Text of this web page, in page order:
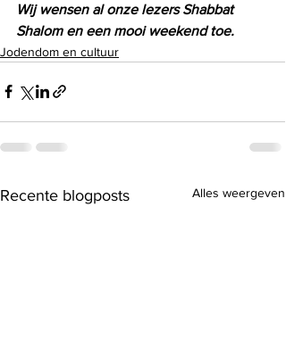
Wij wensen al onze lezers Shabbat
Shalom en een mooi weekend toe.
Jodendom en cultuur
Recente blogposts Alles weergeven